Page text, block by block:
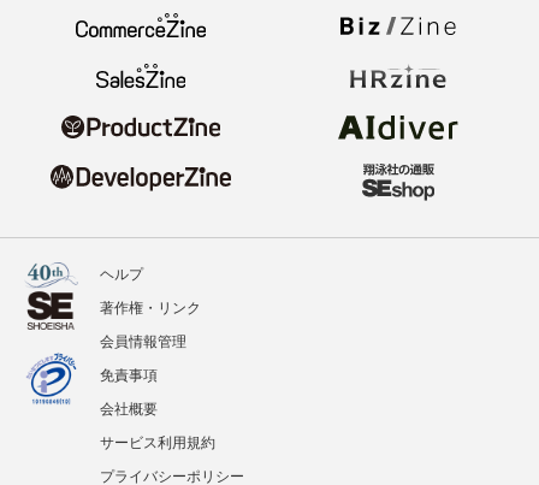
ヘルプ
著作権・リンク
会員情報管理
免責事項
会社概要
サービス利用規約
プライバシーポリシー